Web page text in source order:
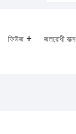
ফিউজ জলরোধী বাক্স